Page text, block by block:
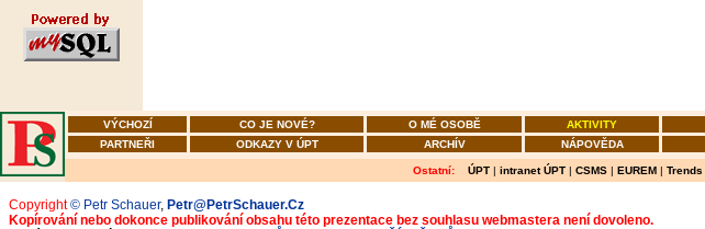
VÝCHOZÍ CO JE NOVÉ? O MÉ OSOBĚ AKTIVITY
PARTNEŘI
ODKAZY V ÚPT ARCHÍV NÁPOVĚDA
Ostatní: ÚPT | intranet ÚPT | CSMS | EUREM | Trends
Copyright© Petr Schauer, Petr@PetrSchauer.Cz
Kopírování nebo dokonce publikování obsahu této prezentace bez souhlasu webmastera není dovoleno.